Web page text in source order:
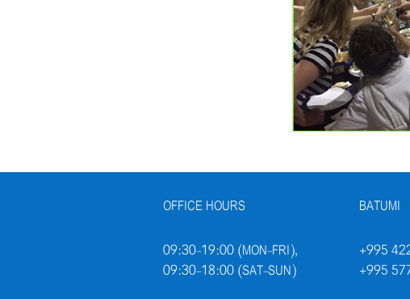
OFFICE HOURS
09:30-19:00 (MON-FRI),
09:30-18:00 (SAT-SUN)
BATUMI
+995
+995